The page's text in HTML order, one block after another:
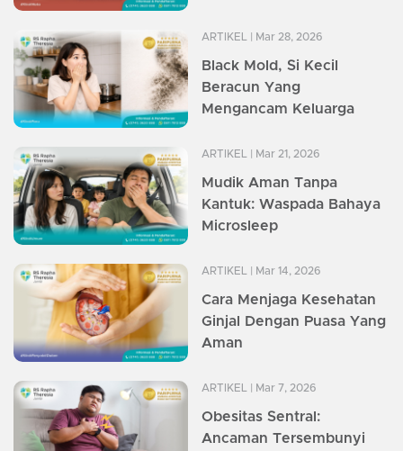
ARTIKEL | Mar 28, 2026
Black Mold, Si Kecil
Beracun Yang
Mengancam Keluarga
ARTIKEL | Mar 21, 2026
Mudik Aman Tanpa
Kantuk: Waspada Bahaya
Microsleep
ARTIKEL | Mar 14, 2026
Cara Menjaga Kesehatan
Ginjal Dengan Puasa Yang
Aman
ARTIKEL | Mar 7, 2026
Obesitas Sentral:
Ancaman Tersembunyi